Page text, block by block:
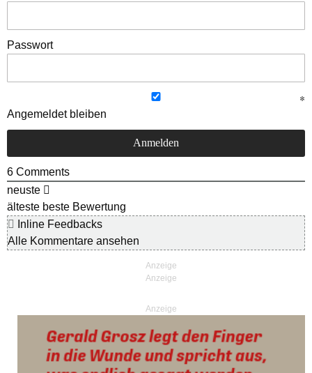
Passwort
Angemeldet bleiben
6 Comments
neuste
älteste beste Bewertung
Inline Feedbacks
Alle Kommentare ansehen
Anzeige